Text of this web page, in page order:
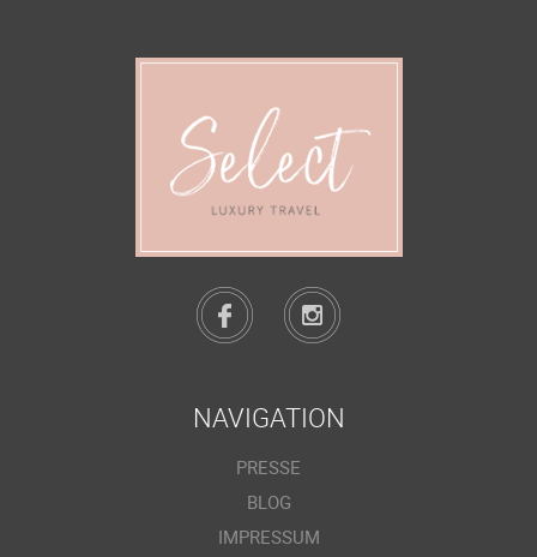
NAVIGATION
PRESSE
BLOG
IMPRESSUM